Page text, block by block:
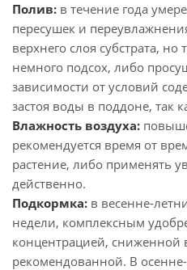
Полив: в течение года
пересушек и
верхнего слоя субстрата, но
немного подсох, либо
зависимости от условий
застоя воды в поддоне, так
Влажность воздуха:
рекомендуется время от
растение, либо применять
действенно.
Подкормка: в весенне-
недели, комплексным
концентрацией, сниженной
рекомендованной. В